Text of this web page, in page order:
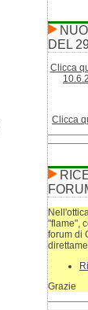
DEL
Clicca
Clicca
"flame",
forum di
Grazie